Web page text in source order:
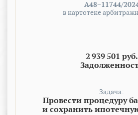
А48−11744/
в картотеке
2 939 501 руб.
Задача:
Провести процедуру
и сохранить